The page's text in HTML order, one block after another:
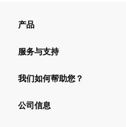
产品
服务与支持
我们如何帮助您？
公司信息